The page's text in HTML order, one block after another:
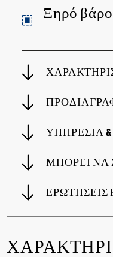
Ξηρό
ΥΠΗΡΕΣΙΑ
ΜΠΟΡΕΙ ΝΑ
ΕΡΩΤΗΣΕΙΣ